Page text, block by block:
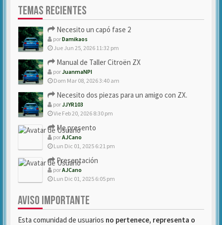
TEMAS RECIENTES
Necesito un capó fase 2
porDamikaos
Jue Jun 25, 2026 11:32 pm
Manual de Taller Citroën ZX
porJuanmaNPI
Dom Mar 08, 2026 3:40 am
Necesito dos piezas para un amigo con ZX.
porJJYR103
Vie Feb 20, 2026 8:30 pm
Me presento
porAJCano
Lun Dic 01, 2025 6:21 pm
Presentación
porAJCano
Lun Dic 01, 2025 6:05 pm
AVISO IMPORTANTE
Esta comunidad de usuarios no pertenece, representa o